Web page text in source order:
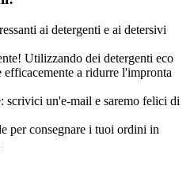
ai detergenti e ai detersivi
Utilizzando dei detergenti eco
a ridurre l'impronta
scrivici un'e-mail e saremo felici di
per consegnare i tuoi ordini in